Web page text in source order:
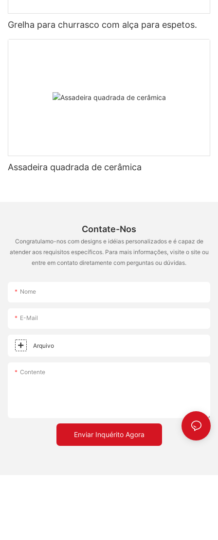
Grelha para churrasco com alça para espetos.
Assadeira quadrada de cerâmica
Contate-Nos
Congratulamo-nos com designs e idéias personalizados e é capaz de
atender aos requisitos específicos. Para mais informações, visite o site ou
entre em contato diretamente com perguntas ou dúvidas.
Nome
E-Mail
Arquivo
Contente
Enviar Inquérito Agora